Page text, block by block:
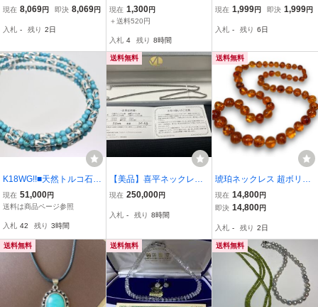
ー ロング ネックレス デ
現在 8,069円 即決 8,069円
入札 - 残り 2日
レス ブローチ リング 指
輪 イヤリング イミテーシ
まとめ売り
現在 1,300円
＋送料520円
入札 4 残り 8時間
◇アメジスト◇色濃いめ
ト◇天然石◇パワースト
8P72301
現在 1,999円 即決 1,999円
入札 - 残り 6日
K18WG!!■天然トルコ石ネ
ックレス■A 約9.8g 約42.
0+5.0cm turquoise ターコ
ュエリー DH5/ U267
現在 51,000円
送料は商品ページ参照
入札 42 残り 3時間
送料無料
【美品】喜平ネックレス
ダブル6面 Pt999 純プラ
明書付
現在 250,000円
入札 - 残り 8時間
送料無料
琥珀ネックレス 超ボリュ
ームグラデーションロン
グ約10～16mm / 約80cm
決 送料無料！
現在 14,800円
即決 14,800円
入札 - 残り 2日
送料無料 送料無料 送料無料